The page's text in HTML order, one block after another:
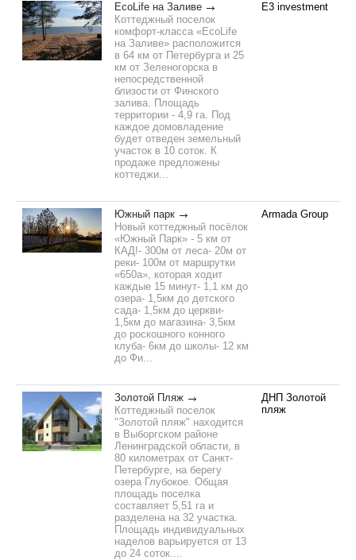
EcoLife на Заливе
Коттеджный поселок
комфорт-класса «EcoLife
на Заливе» расположится
в 64 км от Петербурга и 25
км от Зеленогорска в
непосредственной
близости от Финского
залива. Площадь
территории - 4,9 га. Под
каждое домовладение
будет отведен земельный
участок в 10 соток. К
продаже предложены
коттеджи...
E3 investment
Южный парк
Новый коттеджный посёлок
«Южный Парк» - 5 км от
КАД!- 300м от леса- 20м от
реки- 100м от маршрутки
«650а», которая ходит
каждые 15 минут- 1,1 км до
озера- 1,5км до детского
сада- 1,5км до церкви-
1,5км до магазина- 3,5км
до роскошного конного
клуба- 6км до школы- 12 км
до Фи...
Armada Group
Золотой Пляж
Коттеджный поселок
"Золотой пляж" находится
в Выборгском районе
Ленинградской области, в
80 километрах от Санкт-
Петербурге, на берегу
озера Глубокое. Общая
площадь поселка
составляет 5,51 га и
разделена на 32 участка.
Площадь индивидуальных
наделов варьируется от 13
до 24 соток....
ДНП Золотой
пляж